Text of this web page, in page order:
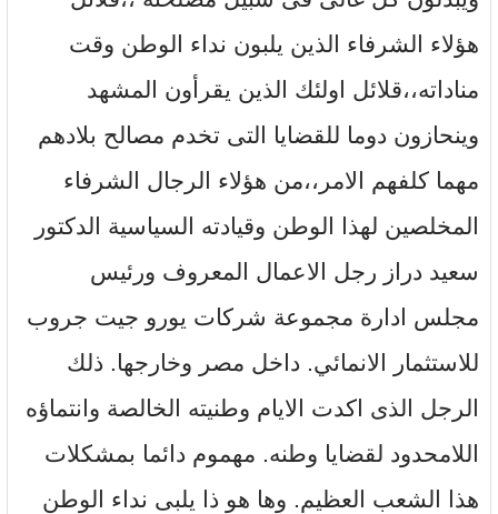
هؤلاء الشرفاء الذين يلبون نداء الوطن وقت
مناداته،،قلائل اولئك الذين يقرأون المشهد
وينحازون دوما للقضايا التى تخدم مصالح بلادهم
مهما كلفهم الامر،،من هؤلاء الرجال الشرفاء
المخلصين لهذا الوطن وقيادته السياسية الدكتور
سعيد دراز رجل الاعمال المعروف ورئيس
مجلس ادارة مجموعة شركات يورو جيت جروب
للاستثمار الانمائي. داخل مصر وخارجها. ذلك
الرجل الذى اكدت الايام وطنيته الخالصة وانتماؤه
اللامحدود لقضايا وطنه. مهموم دائما بمشكلات
هذا الشعب العظيم. وها هو ذا يلبى نداء الوطن